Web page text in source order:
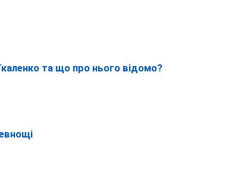
та що про нього відомо?